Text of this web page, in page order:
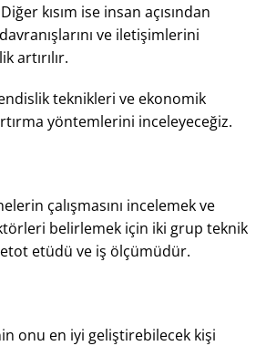
kısım ise insan açısından
ve iletişimlerini
artırılır.
teknikleri ve ekonomik
yöntemlerini inceleyeceğiz.
çalışmasını incelemek ve
belirlemek için iki grup teknik
etüdü ve iş ölçümüdür.
onu en iyi geliştirebilecek kişi